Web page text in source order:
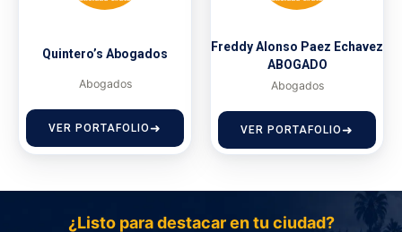
Quintero’s Abogados
Abogados
VER PORTAFOLIO
Freddy Alonso Paez Echavez
ABOGADO
Abogados
VER PORTAFOLIO
¿Listo para destacar en tu ciudad?